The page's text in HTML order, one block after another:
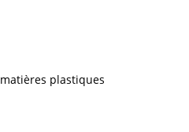
plastiques